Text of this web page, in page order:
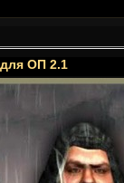
ОП 2.1